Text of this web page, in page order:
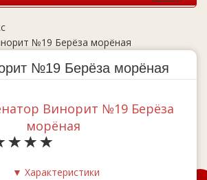
№19 Берёза морёная
№19 Берёза морёная
▼ Характеристики